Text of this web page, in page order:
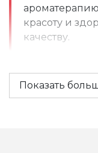
красоту и
качеству.
Показать